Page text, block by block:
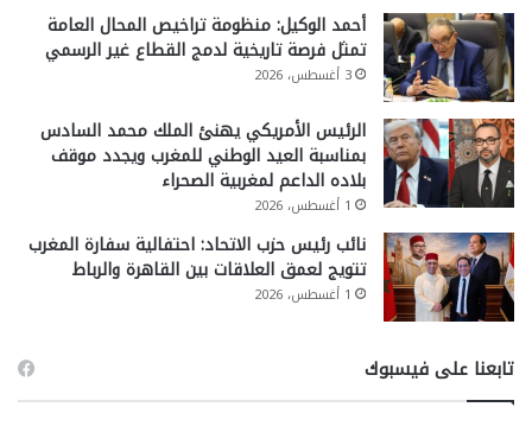
أحمد الوكيل: منظومة تراخيص المحال العامة
تمثل فرصة تاريخية لدمج القطاع غير الرسمي
3 أغسطس، 2026
الرئيس الأمريكي يهنئ الملك محمد السادس
بمناسبة العيد الوطني للمغرب ويجدد موقف
بلاده الداعم لمغربية الصحراء
1 أغسطس، 2026
نائب رئيس حزب الاتحاد: احتفالية سفارة المغرب
تتويج لعمق العلاقات بين القاهرة والرباط
1 أغسطس، 2026
تابعنا على فيسبوك